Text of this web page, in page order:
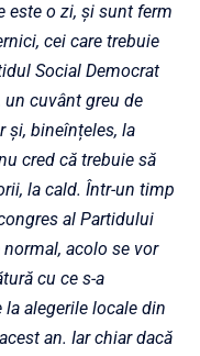
este o zi, și sunt ferm
cei care trebuie
Social Democrat
un cuvânt greu de
și, bineînțeles, la
cred că trebuie să
la cald. Într-un timp
al Partidului
acolo se vor
cu ce s-a
la alegerile locale din
an. Iar chiar dacă